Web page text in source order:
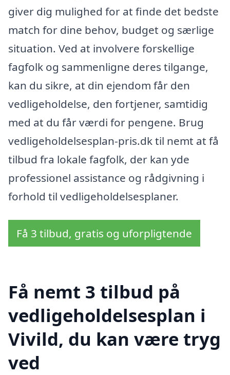
giver dig mulighed for at finde det bedste
match for dine behov, budget og særlige
situation. Ved at involvere forskellige
fagfolk og sammenligne deres tilgange,
kan du sikre, at din ejendom får den
vedligeholdelse, den fortjener, samtidig
med at du får værdi for pengene. Brug
vedligeholdelsesplan-pris.dk til nemt at få
tilbud fra lokale fagfolk, der kan yde
professionel assistance og rådgivning i
forhold til vedligeholdelsesplaner.
Få 3 tilbud, gratis og uforpligtende
Få nemt 3 tilbud på
vedligeholdelsesplan i
Vivild, du kan være tryg
ved